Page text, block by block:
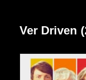
Ver Driven